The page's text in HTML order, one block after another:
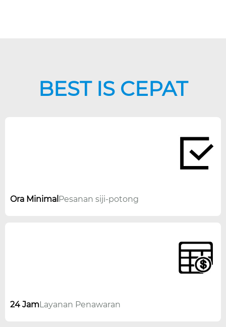
BEST IS CEPAT
Ora Minimal Pesanan siji-potong
24 JamLayanan Penawaran